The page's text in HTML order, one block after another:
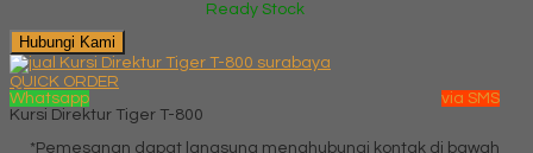
Ready Stock
Hubungi Kami
QUICK ORDER
Whatsapp
via SMS
Kursi Direktur Tiger T-800
*Pemesanan dapat langsung menghubungi kontak di bawah